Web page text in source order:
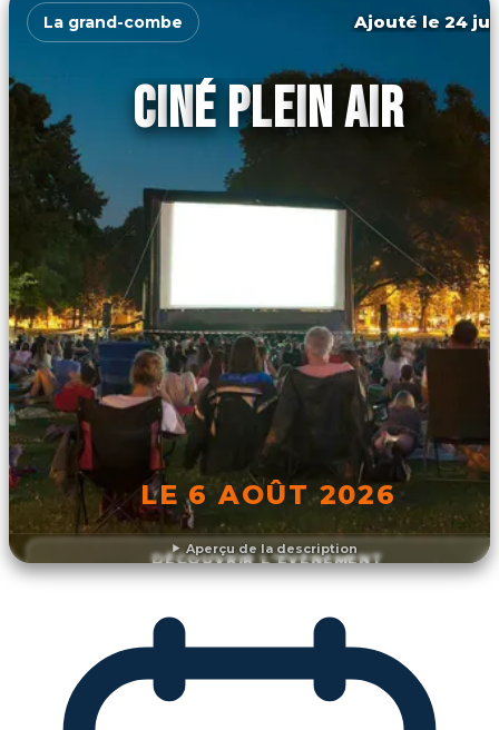
Aperçu de la description
La grand-combe Ajouté le 24
CINÉ PLEIN AIR
LE 6 AOÛT 2026
DÉCOUVRIR L'ÉVÉNEMENT